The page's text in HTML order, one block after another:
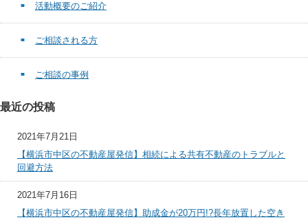
活動概要のご紹介
ご相談される方
ご相談の事例
最近の投稿
2021年7月21日
【横浜市中区の不動産屋発信】相続による共有不動産のトラブルと
回避方法
2021年7月16日
【横浜市中区の不動産屋発信】助成金が20万円!?長年放置した空き